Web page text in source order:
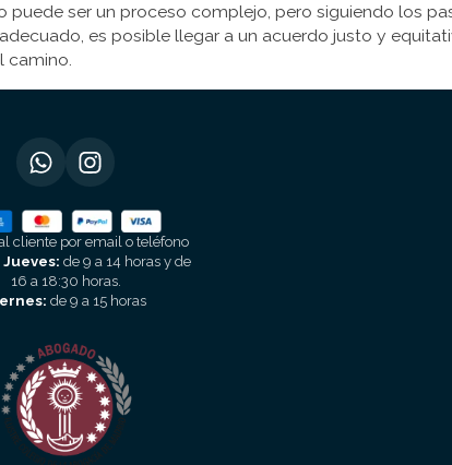
puede ser un proceso complejo, pero siguiendo los
es posible llegar a un acuerdo justo y
camino.
cliente por email o teléfono
Jueves: de 9 a 14 horas y de
16 a 18:30 horas.
de 9 a 15 horas